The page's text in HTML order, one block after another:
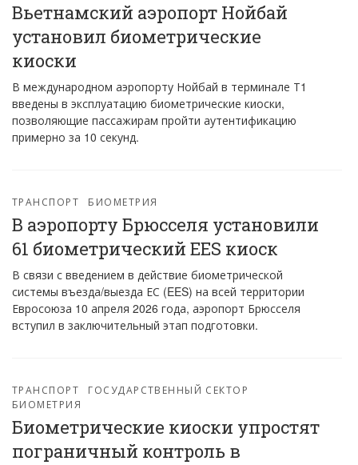
Вьетнамский аэропорт Нойбай
установил биометрические
киоски
В международном аэропорту Нойбай в терминале Т1
введены в эксплуатацию биометрические киоски,
позволяющие пассажирам пройти аутентификацию
примерно за 10 секунд.
ТРАНСПОРТ БИОМЕТРИЯ
В аэропорту Брюсселя установили
61 биометрический EES киоск
В связи с введением в действие биометрической
системы въезда/выезда ЕС (EES) на всей территории
Евросоюза 10 апреля 2026 года, аэропорт Брюсселя
вступил в заключительный этап подготовки.
ТРАНСПОРТ
ГОСУДАРСТВЕННЫЙ СЕКТОР
БИОМЕТРИЯ
Биометрические киоски упростят
пограничный контроль в